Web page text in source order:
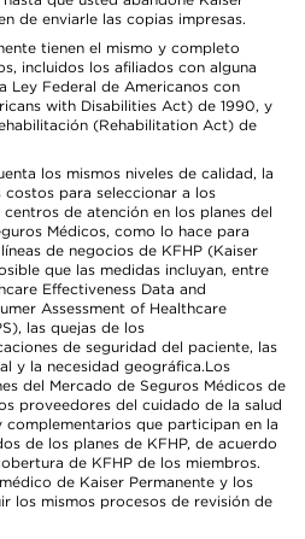
de enviarle las copias impresas.
tienen el mismo y completo
incluidos los afiliados con alguna
Ley Federal de Americanos con
with Disabilities Act) de 1990, y
(Rehabilitation Act) de
los mismos niveles de calidad, la
para seleccionar a los
de atención en los planes del
Médicos, como lo hace para
de negocios de KFHP (Kaiser
que las medidas incluyan, entre
Effectiveness Data and
Assessment of Healthcare
las quejas de los
de seguridad del paciente, las
y la necesidad geográfica.Los
del Mercado de Seguros Médicos de
proveedores del cuidado de la salud
complementarios que participan en la
de los planes de KFHP, de acuerdo
de KFHP de los miembros.
de Kaiser Permanente y los
los mismos procesos de revisión de